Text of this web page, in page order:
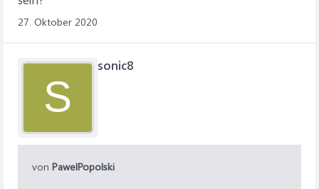
27. Oktober 2020
S
sonic8
von PawelPopolski